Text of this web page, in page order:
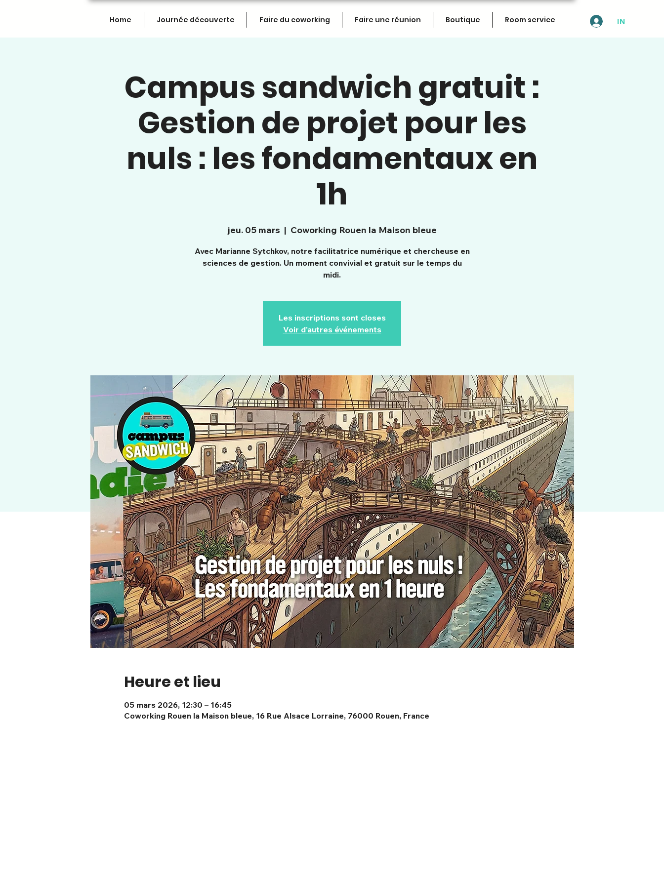
Home Journée découverte Faire du coworking Faire une réunion Boutique Room service IN
Campus sandwich gratuit :
Gestion de projet pour les
nuls : les fondamentaux en
1h
jeu. 05 mars
  |
Coworking Rouen la Maison bleue
Avec Marianne Sytchkov, notre facilitatrice numérique et chercheuse en
sciences de gestion. Un moment convivial et gratuit sur le temps du
midi.
Les inscriptions sont closes
Voir d'autres événements
Heure et lieu
05 mars 2026, 12:30 – 16:45
Coworking Rouen la Maison bleue, 16 Rue Alsace Lorraine, 76000 Rouen, France